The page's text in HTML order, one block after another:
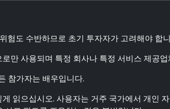
도 수반하므로 초기 투자자가 고려해야 합
만 사용되며 특정 회사나 특정 서비스 제공
참가자는 배우입니다.
읽으십시오. 사용자는 거주 국가에서 개인